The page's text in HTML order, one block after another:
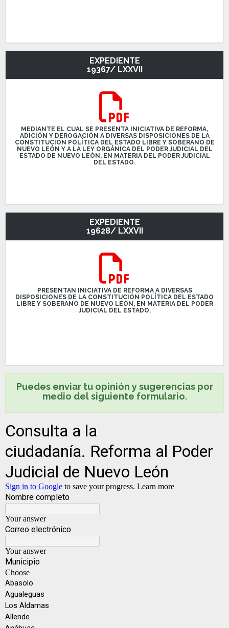
EXPEDIENTE
19367/ LXXVII
MEDIANTE EL CUAL SE PRESENTA INICIATIVA DE REFORMA,
ADICIÓN Y DEROGACIÓN A DIVERSAS DISPOSICIONES DE LA
CONSTITUCIÓN POLÍTICA DEL ESTADO LIBRE Y SOBERANO DE
NUEVO LEÓN Y A LA LEY ORGÁNICA DEL PODER JUDICIAL DEL
ESTADO DE NUEVO LEÓN, EN MATERIA DEL PODER JUDICIAL
DEL ESTADO.
EXPEDIENTE
19628/ LXXVII
PRESENTAN INICIATIVA DE REFORMA A DIVERSAS
DISPOSICIONES DE LA CONSTITUCIÓN POLÍTICA DEL ESTADO
LIBRE Y SOBERANO DE NUEVO LEÓN, EN MATERIA DEL PODER
JUDICIAL DEL ESTADO.
Puedes enviar tu opinión y sugerencias por
medio del siguiente formulario.